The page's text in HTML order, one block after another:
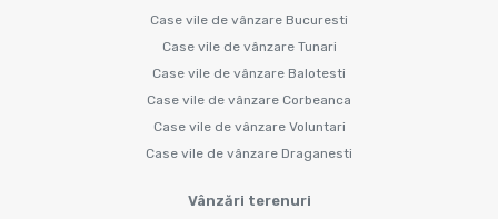
Case vile de vânzare Bucuresti
Case vile de vânzare Tunari
Case vile de vânzare Balotesti
Case vile de vânzare Corbeanca
Case vile de vânzare Voluntari
Case vile de vânzare Draganesti
Vânzări terenuri